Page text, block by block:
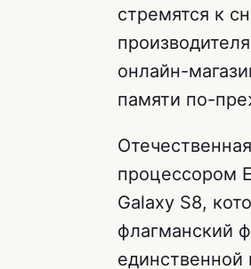
стремятся к
онлайн-
памяти по-
процессором
Galaxy S8,
флагманский